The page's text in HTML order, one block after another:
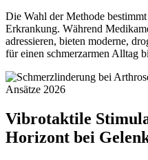
Die Wahl der Methode
Erkrankung. Während
adressieren, bieten moderne,
für einen schmerzarmen Alltag
Vibrotaktile
Horizont bei